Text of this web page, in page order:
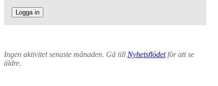
Logga in
Ingen aktivitet senaste månaden. Gå till Nyhetsflödetför att se
äldre.